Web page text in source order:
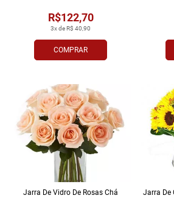
COMPRAR
3x de R$ 40,90
R$122,70
Jarra De Vidro De Rosas Chá Jarra De